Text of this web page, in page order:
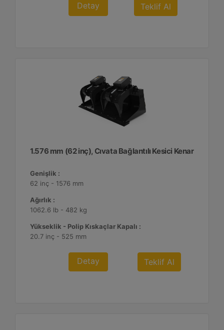
Detay Teklif Al
1.576 mm (62 inç), Cıvata Bağlantılı Kesici Kenar
Genişlik :
62 inç - 1576 mm
Ağırlık :
1062.6 lb - 482 kg
Yükseklik - Polip Kıskaçlar Kapalı :
20.7 inç - 525 mm
Detay Teklif Al